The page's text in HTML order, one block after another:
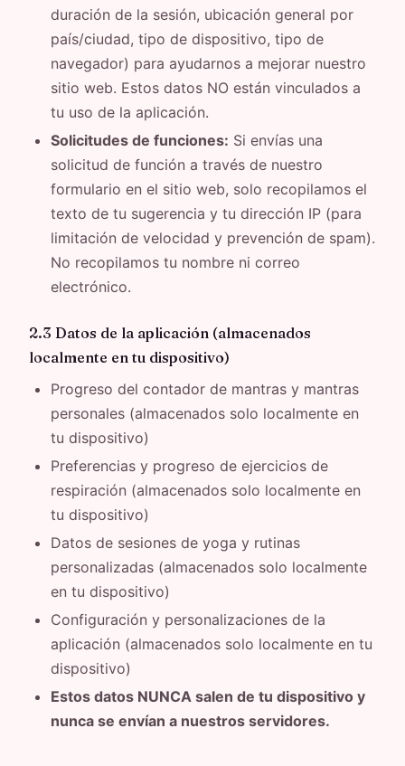
duración de la sesión, ubicación general por
país/ciudad, tipo de dispositivo, tipo de
navegador) para ayudarnos a mejorar nuestro
sitio web. Estos datos NO están vinculados a
tu uso de la aplicación.
Solicitudes de funciones: Si envías una
solicitud de función a través de nuestro
formulario en el sitio web, solo recopilamos el
texto de tu sugerencia y tu dirección IP (para
limitación de velocidad y prevención de spam).
No recopilamos tu nombre ni correo
electrónico.
2.3 Datos de la aplicación (almacenados
localmente en tu dispositivo)
Progreso del contador de mantras y mantras
personales (almacenados solo localmente en
tu dispositivo)
Preferencias y progreso de ejercicios de
respiración (almacenados solo localmente en
tu dispositivo)
Datos de sesiones de yoga y rutinas
personalizadas (almacenados solo localmente
en tu dispositivo)
Configuración y personalizaciones de la
aplicación (almacenados solo localmente en tu
dispositivo)
Estos datos NUNCA salen de tu dispositivo y
nunca se envían a nuestros servidores.